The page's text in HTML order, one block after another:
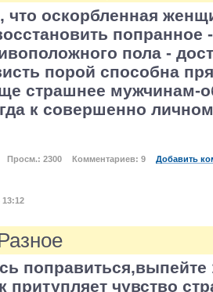
что оскорбленная
попранное
пола -
порой способна
страшнее мужчинам-
к совершенно
Просм.: 2300 Комментариев: 9 Добавить
13:12
поправиться,выпейте
притупляет чувство